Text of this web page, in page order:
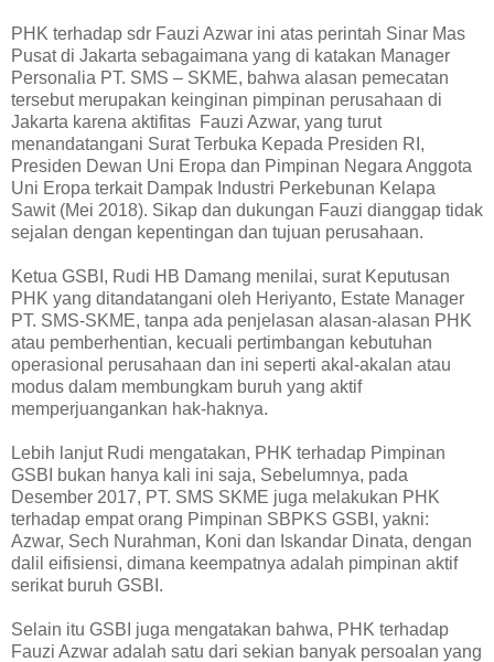
PHK terhadap sdr Fauzi Azwar ini atas perintah Sinar Mas
Pusat di Jakarta sebagaimana yang di katakan Manager
Personalia PT. SMS – SKME, bahwa alasan pemecatan
tersebut merupakan keinginan pimpinan perusahaan di
Jakarta karena aktifitas Fauzi Azwar, yang turut
menandatangani Surat Terbuka Kepada Presiden RI,
Presiden Dewan Uni Eropa dan Pimpinan Negara Anggota
Uni Eropa terkait Dampak Industri Perkebunan Kelapa
Sawit (Mei 2018). Sikap dan dukungan Fauzi dianggap tidak
sejalan dengan kepentingan dan tujuan perusahaan.
Ketua GSBI, Rudi HB Damang menilai, surat Keputusan
PHK yang ditandatangani oleh Heriyanto, Estate Manager
PT. SMS-SKME, tanpa ada penjelasan alasan-alasan PHK
atau pemberhentian, kecuali pertimbangan kebutuhan
operasional perusahaan dan ini seperti akal-akalan atau
modus dalam membungkam buruh yang aktif
memperjuangankan hak-haknya.
Lebih lanjut Rudi mengatakan, PHK terhadap Pimpinan
GSBI bukan hanya kali ini saja, Sebelumnya, pada
Desember 2017, PT. SMS SKME juga melakukan PHK
terhadap empat orang Pimpinan SBPKS GSBI, yakni:
Azwar, Sech Nurahman, Koni dan Iskandar Dinata, dengan
dalil eifisiensi, dimana keempatnya adalah pimpinan aktif
serikat buruh GSBI.
Selain itu GSBI juga mengatakan bahwa, PHK terhadap
Fauzi Azwar adalah satu dari sekian banyak persoalan yang